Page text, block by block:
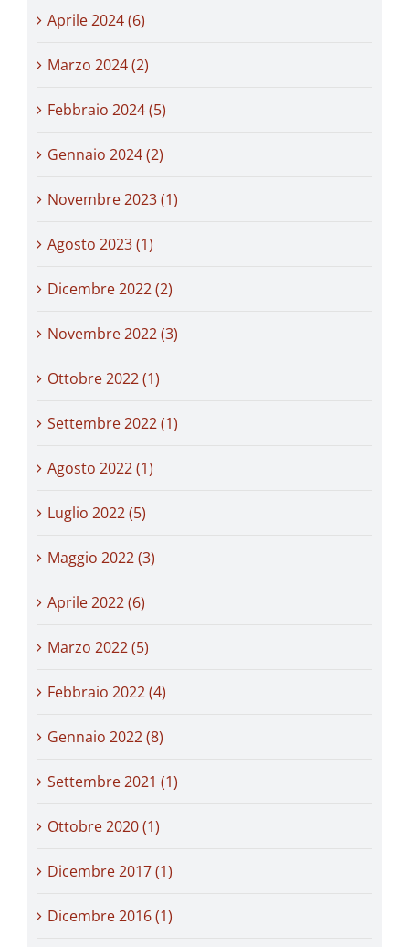
Aprile 2024 (6)
Marzo 2024 (2)
Febbraio 2024 (5)
Gennaio 2024 (2)
Novembre 2023 (1)
Agosto 2023 (1)
Dicembre 2022 (2)
Novembre 2022 (3)
Ottobre 2022 (1)
Settembre 2022 (1)
Agosto 2022 (1)
Luglio 2022 (5)
Maggio 2022 (3)
Aprile 2022 (6)
Marzo 2022 (5)
Febbraio 2022 (4)
Gennaio 2022 (8)
Settembre 2021 (1)
Ottobre 2020 (1)
Dicembre 2017 (1)
Dicembre 2016 (1)